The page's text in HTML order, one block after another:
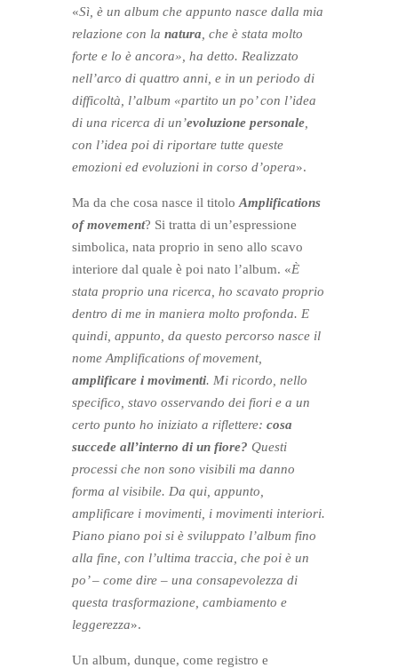
«Sì, è un album che appunto nasce dalla mia
relazione con la natura , che è stata molto
forte e lo è ancora», ha detto. Realizzato
nell’arco di quattro anni, e in un periodo di
difficoltà, l’album «partito un po’ con l’idea
di una ricerca di un’evoluzione personale,
con l’idea poi di riportare tutte queste
emozioni ed evoluzioni in corso d’opera».
Ma da che cosa nasce il titolo Amplifications
of movement? Si tratta di un’espressione
simbolica, nata proprio in seno allo scavo
interiore dal quale è poi nato l’album. «È
stata proprio una ricerca, ho scavato proprio
dentro di me in maniera molto profonda. E
quindi, appunto, da questo percorso nasce il
nome Amplifications of movement,
amplificare i movimenti. Mi ricordo, nello
specifico, stavo osservando dei fiori e a un
certo punto ho iniziato a riflettere: cosa
succede all’interno di un fiore? Questi
processi che non sono visibili ma danno
forma al visibile. Da qui, appunto,
amplificare i movimenti, i movimenti interiori.
Piano piano poi si è sviluppato l’album fino
alla fine, con l’ultima traccia, che poi è un
po’ – come dire – una consapevolezza di
questa trasformazione, cambiamento e
leggerezza».
Un album, dunque, come registro e